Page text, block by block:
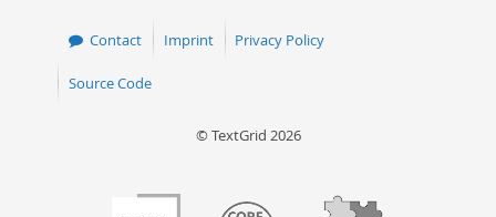
Contact Imprint Privacy Policy
Source Code
© TextGrid 2026